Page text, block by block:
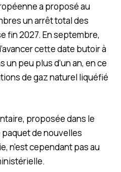
a proposé au
un arrêt total des
fin 2027. En septembre,
cette date butoir à
un peu plus d’un an, en ce
de gaz naturel liquéfié
proposée dans le
paquet de nouvelles
n’est cependant pas au